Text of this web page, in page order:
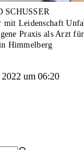
SCHUSSER
mit Leidenschaft
Praxis als Arzt für
Himmelberg
um 06:20